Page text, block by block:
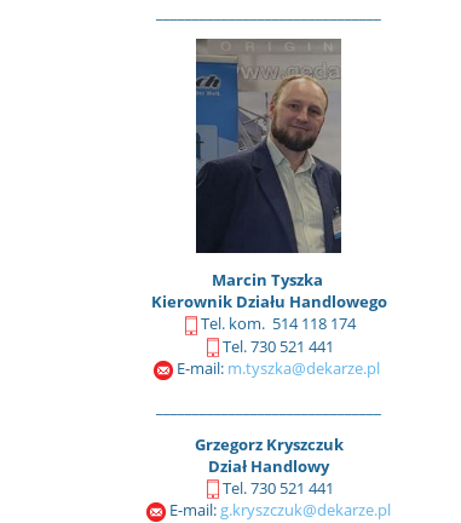
Marcin Tyszka
Kierownik Działu Handlowego
Tel. kom. 514 118 174
Tel. 730 521 441
E-mail: m.tyszka@dekarze.pl
Grzegorz Kryszczuk
Dział Handlowy
Tel. 730 521 441
E-mail: g.kryszczuk@dekarze.pl